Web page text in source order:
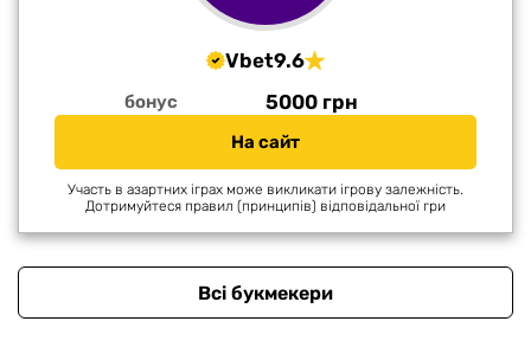
Vbet9.6
бонус 5000 грн
На сайт
Участь в азартних іграх може викликати ігрову залежність.
Дотримуйтеся правил (принципів) відповідальної гри
Всі букмекери